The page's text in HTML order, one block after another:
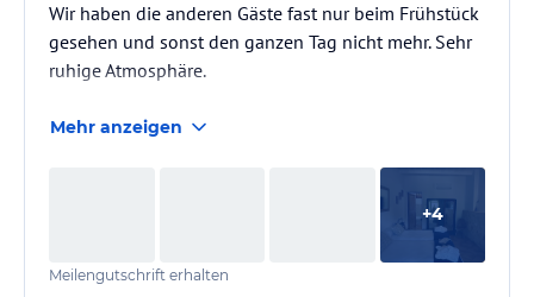
Wir haben die anderen Gäste fast nur beim Frühstück
gesehen und sonst den ganzen Tag nicht mehr. Sehr
ruhige Atmosphäre.
Mehr anzeigen
+4
Meilengutschrift erhalten